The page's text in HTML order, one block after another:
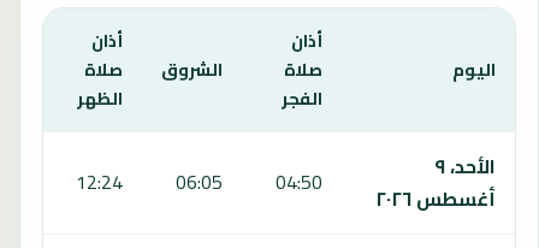
اليوم
أذان
صلاة
الفجر
الشروق
أذان
صلاة
الظهر
الأحد، ٩
أغسطس ٢٠٢٦
04:50
06:05
12:24